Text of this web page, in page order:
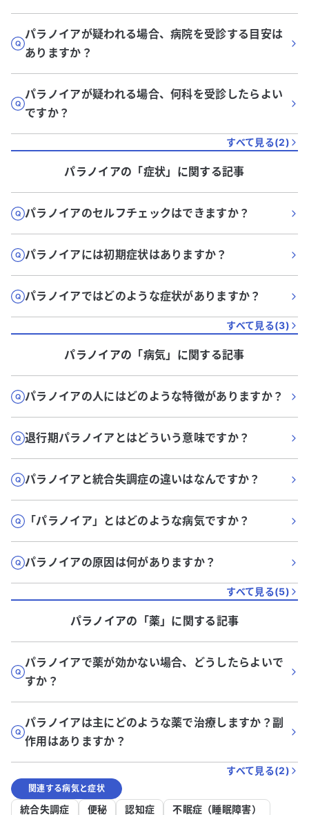
パラノイアが疑われる場合、病院を受診する目安は
ありますか？
パラノイアが疑われる場合、何科を受診したらよい
ですか？
すべて見る(2)
パラノイアの「症状」に関する記事
パラノイアのセルフチェックはできますか？
パラノイアには初期症状はありますか？
パラノイアではどのような症状がありますか？
すべて見る(3)
パラノイアの「病気」に関する記事
パラノイアの人にはどのような特徴がありますか？
退行期パラノイアとはどういう意味ですか？
パラノイアと統合失調症の違いはなんですか？
「パラノイア」とはどのような病気ですか？
パラノイアの原因は何がありますか？
すべて見る(5)
パラノイアの「薬」に関する記事
パラノイアで薬が効かない場合、どうしたらよいで
すか？
パラノイアは主にどのような薬で治療しますか？副
作用はありますか？
すべて見る(2)
関連する病気と症状
統合失調症 便秘 認知症 不眠症（睡眠障害）